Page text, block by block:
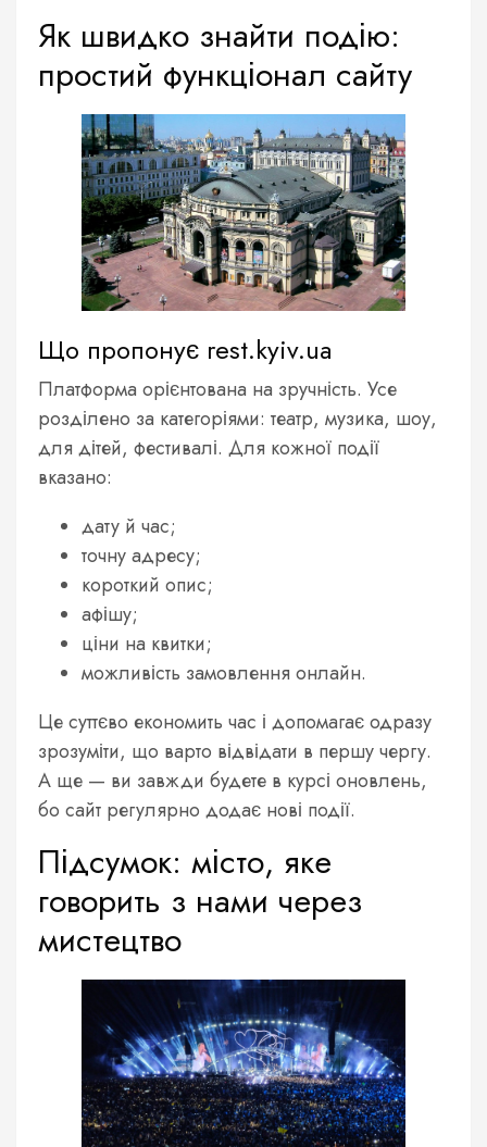
Як швидко знайти подію:
простий функціонал сайту
Що пропонує rest.kyiv.ua
Платформа орієнтована на зручність. Усе
розділено за категоріями: театр, музика, шоу,
для дітей, фестивалі. Для кожної події
вказано:
дату й час;
точну адресу;
короткий опис;
афішу;
ціни на квитки;
можливість замовлення онлайн.
Це суттєво економить час і допомагає одразу
зрозуміти, що варто відвідати в першу чергу.
А ще — ви завжди будете в курсі оновлень,
бо сайт регулярно додає нові події.
Підсумок: місто, яке
говорить з нами через
мистецтво